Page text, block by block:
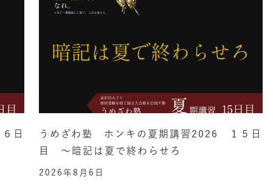
日
うめざわ塾 ホンキの夏期講習2026 １５日
目 ～暗記は夏で終わらせろ
2026年8月6日